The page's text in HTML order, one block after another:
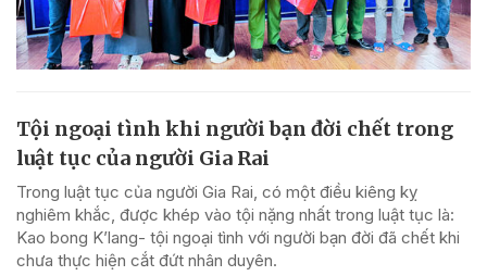
Tội ngoại tình khi người bạn đời chết trong
luật tục của người Gia Rai
Trong luật tục của người Gia Rai, có một điều kiêng kỵ
nghiêm khắc, được khép vào tội nặng nhất trong luật tục là:
Kao bong K’lang- tội ngoại tình với người bạn đời đã chết khi
chưa thực hiện cắt đứt nhân duyên.